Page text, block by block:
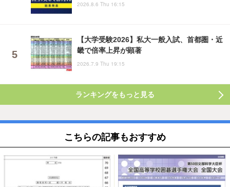
2026.8.6 Thu 16:15
【大学受験2026】私大一般入試、首都圏・近
畿で倍率上昇が顕著
2026.7.9 Thu 19:15
ランキングをもっと見る
こちらの記事もおすすめ